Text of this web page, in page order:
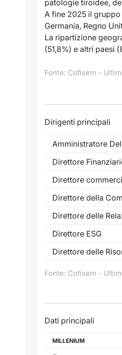
patologie tiroidee,
A fine 2025 il
Germania, Regno
La ripartizione
(51,8%) e altri paesi
Fonte: Cofisem -
Dirigenti principali
Amministratore
Direttore
Direttore
Direttore della
Direttore delle
Direttore ESG
Direttore delle
Fonte: Cofisem -
Dati principali
MILLENIUM